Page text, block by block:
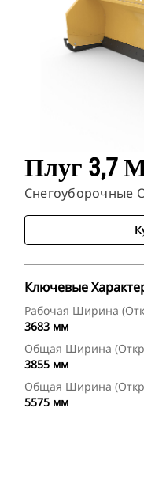
Плуг 3,7
Снегоуборочные
Ключевые
Рабочая Ширина
3683 мм
Общая Ширина
3855 мм
Общая Ширина
5575 мм